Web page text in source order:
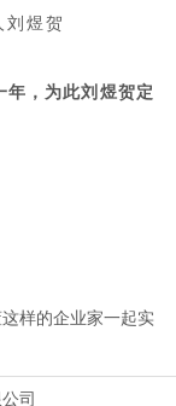
煜贺
年，为此刘煜贺定
样的企业家一起实
司